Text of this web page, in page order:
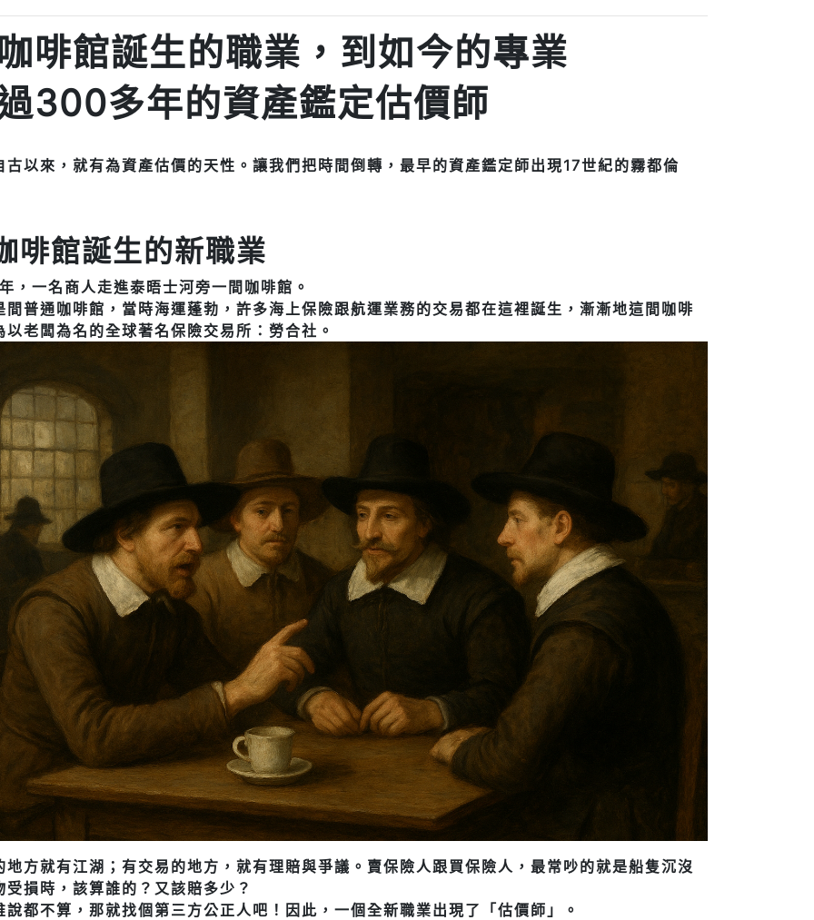
啡館誕生的職業，到如今的專業
300多年的資產鑑定估價師
古以來，就有為資產估價的天性。讓我們把時間倒轉，最早的資產鑑定師出現17世紀的霧都倫
啡館誕生的新職業
，一名商人走進泰晤士河旁一間咖啡館。
間普通咖啡館，當時海運蓬勃，許多海上保險跟航運業務的交易都在這裡誕生，漸漸地這間咖啡
以老闆為名的全球著名保險交易所：勞合社。
地方就有江湖；有交易的地方，就有理賠與爭議。賣保險人跟買保險人，最常吵的就是船隻沉沒
受損時，該算誰的？又該賠多少？
說都不算，那就找個第三方公正人吧！因此，一個全新職業出現了「估價師」。